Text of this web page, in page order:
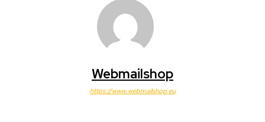
Webmailshop
https://www.webmailshop.eu